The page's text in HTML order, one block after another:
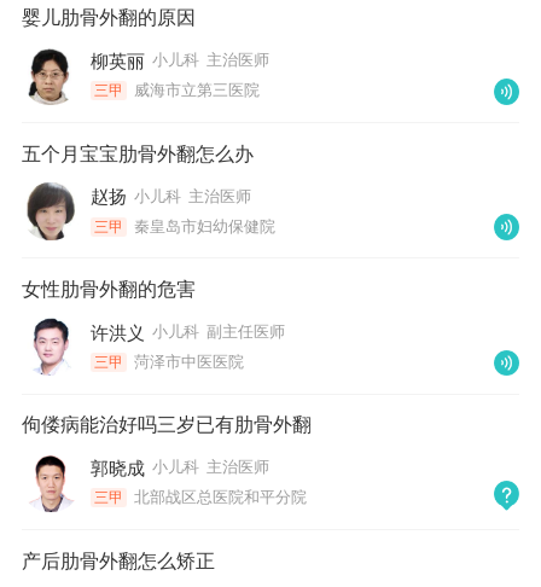
婴儿肋骨外翻的原因
柳英丽 小儿科 主治医师
三甲 威海市立第三医院
五个月宝宝肋骨外翻怎么办
赵扬 小儿科 主治医师
三甲 秦皇岛市妇幼保健院
女性肋骨外翻的危害
许洪义 小儿科 副主任医师
三甲 菏泽市中医医院
佝偻病能治好吗三岁已有肋骨外翻
郭晓成 小儿科 主治医师
三甲 北部战区总医院和平分院
产后肋骨外翻怎么矫正